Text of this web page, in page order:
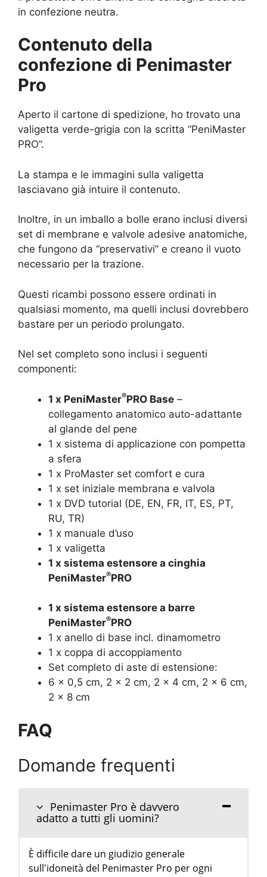
in confezione neutra.
Contenuto della
confezione di Penimaster
Pro
Aperto il cartone di spedizione, ho trovato una
valigetta verde-grigia con la scritta “PeniMaster
PRO”.
La stampa e le immagini sulla valigetta
lasciavano già intuire il contenuto.
Inoltre, in un imballo a bolle erano inclusi diversi
set di membrane e valvole adesive anatomiche,
che fungono da “preservativi” e creano il vuoto
necessario per la trazione.
Questi ricambi possono essere ordinati in
qualsiasi momento, ma quelli inclusi dovrebbero
bastare per un periodo prolungato.
Nel set completo sono inclusi i seguenti
componenti:
1 x PeniMaster®PRO Base –
collegamento anatomico auto-adattante
al glande del pene
1 x sistema di applicazione con pompetta
a sfera
1 x ProMaster set comfort e cura
1 x set iniziale membrana e valvola
1 x DVD tutorial (DE, EN, FR, IT, ES, PT,
RU, TR)
1 x manuale d’uso
1 x valigetta
1 x sistema estensore a cinghia
PeniMaster®PRO
1 x sistema estensore a barre
PeniMaster®PRO
1 x anello di base incl. dinamometro
1 x coppa di accoppiamento
Set completo di aste di estensione:
6 x 0,5 cm, 2 x 2 cm, 2 x 4 cm, 2 x 6 cm,
2 x 8 cm
FAQ
Domande frequenti
Penimaster Pro è davvero
adatto a tutti gli uomini?
È difficile dare un giudizio generale
sull'idoneità del Penimaster Pro per ogni